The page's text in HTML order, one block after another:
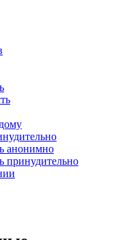
анонимно
принудительно